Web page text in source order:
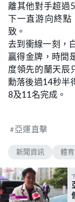
離其他對手超過
下一直游向終
致。
去到衝線一刻，
贏得金牌，時間
度領先的蘭天辰
勳落後過14秒半
8及11名完成。
亞運直擊
新聞資訊 體育